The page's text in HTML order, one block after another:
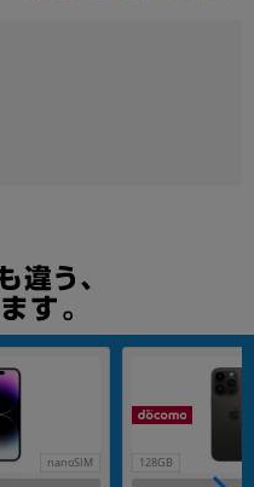
nanoSIM 128GB